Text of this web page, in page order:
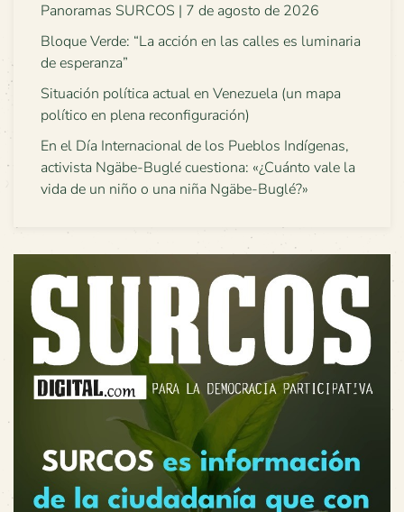
Panoramas SURCOS | 7 de agosto de 2026
Bloque Verde: “La acción en las calles es luminaria
de esperanza”
Situación política actual en Venezuela (un mapa
político en plena reconfiguración)
En el Día Internacional de los Pueblos Indígenas,
activista Ngäbe-Buglé cuestiona: «¿Cuánto vale la
vida de un niño o una niña Ngäbe-Buglé?»